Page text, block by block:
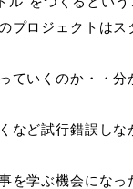
プロジェクトはス
ていくのか・・分
など試行錯誤しな
を学ぶ機会になっ